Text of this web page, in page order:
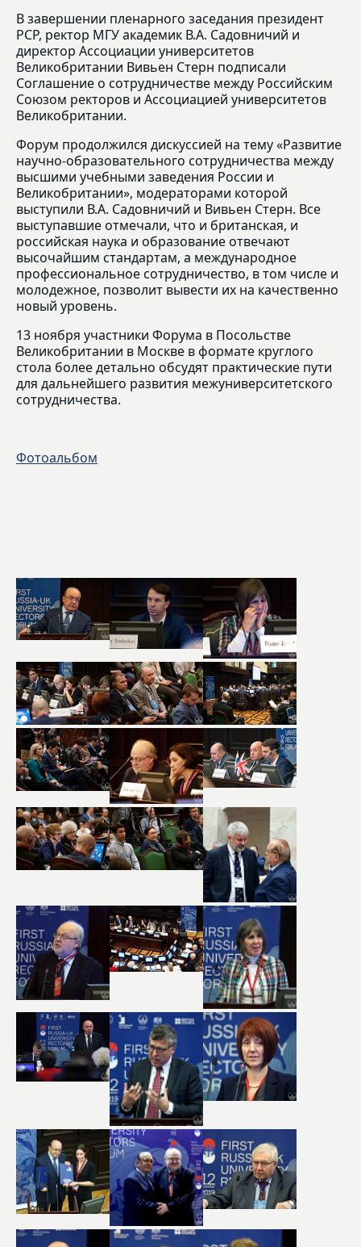
В завершении пленарного заседания президент
РСР, ректор МГУ академик В.А. Садовничий и
директор Ассоциации университетов
Великобритании Вивьен Стерн подписали
Соглашение о сотрудничестве между Российским
Союзом ректоров и Ассоциацией университетов
Великобритании.
Форум продолжился дискуссией на тему «Развитие
научно-образовательного сотрудничества между
высшими учебными заведения России и
Великобритании», модераторами которой
выступили В.А. Садовничий и Вивьен Стерн. Все
выступавшие отмечали, что и британская, и
российская наука и образование отвечают
высочайшим стандартам, а международное
профессиональное сотрудничество, в том числе и
молодежное, позволит вывести их на качественно
новый уровень.
13 ноября участники Форума в Посольстве
Великобритании в Москве в формате круглого
стола более детально обсудят практические пути
для дальнейшего развития межуниверситетского
сотрудничества.
Фотоальбом